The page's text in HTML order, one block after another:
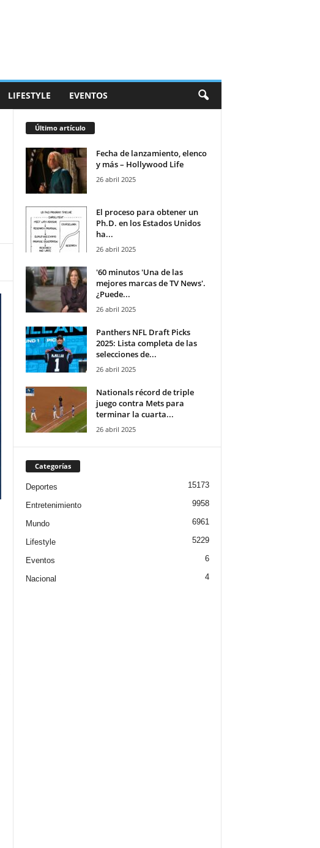
LIFESTYLE EVENTOS
Último artículo
Fecha de lanzamiento, elenco
y más – Hollywood Life
26 abril 2025
El proceso para obtener un
Ph.D. en los Estados Unidos
ha...
26 abril 2025
'60 minutos 'Una de las
mejores marcas de TV News'.
¿Puede...
26 abril 2025
Panthers NFL Draft Picks
2025: Lista completa de las
selecciones de...
26 abril 2025
Nationals récord de triple
juego contra Mets para
terminar la cuarta...
26 abril 2025
Categorías
Deportes 15173
Entretenimiento 9958
Mundo 6961
Lifestyle 5229
Eventos 6
Nacional 4